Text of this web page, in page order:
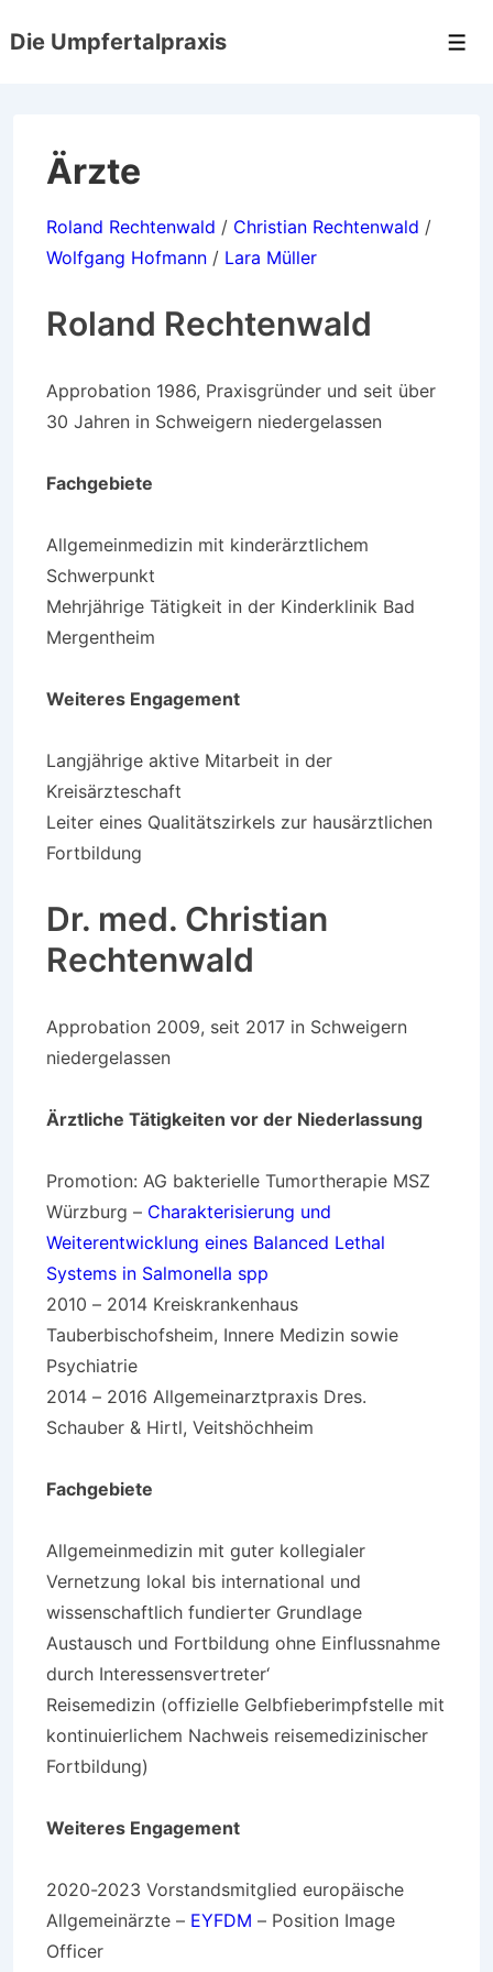
Zum
Die Umpfertalpraxis
Ärzte
Roland Rechtenwald / Christian Rechtenwald /
Wolfgang Hofmann / Lara Müller
Roland Rechtenwald
Approbation 1986, Praxisgründer und seit über
30 Jahren in Schweigern niedergelassen
Fachgebiete
Allgemeinmedizin mit kinderärztlichem
Schwerpunkt
Mehrjährige Tätigkeit in der Kinderklinik Bad
Mergentheim
Weiteres Engagement
Langjährige aktive Mitarbeit in der
Kreisärzteschaft
Leiter eines Qualitätszirkels zur hausärztlichen
Fortbildung
Dr. med. Christian
Rechtenwald
Approbation 2009, seit 2017 in Schweigern
niedergelassen
Ärztliche Tätigkeiten vor der Niederlassung
Promotion: AG bakterielle Tumortherapie MSZ
Würzburg – Charakterisierung und
Weiterentwicklung eines Balanced Lethal
Systems in Salmonella spp
2010 – 2014 Kreiskrankenhaus
Tauberbischofsheim, Innere Medizin sowie
Psychiatrie
2014 – 2016 Allgemeinarztpraxis Dres.
Schauber & Hirtl, Veitshöchheim
Fachgebiete
Allgemeinmedizin mit guter kollegialer
Vernetzung lokal bis international und
wissenschaftlich fundierter Grundlage
Austausch und Fortbildung ohne Einflussnahme
durch Interessensvertreter‘
Reisemedizin (offizielle Gelbfieberimpfstelle mit
kontinuierlichem Nachweis reisemedizinischer
Fortbildung)
Weiteres Engagement
2020-2023 Vorstandsmitglied europäische
Allgemeinärzte – EYFDM – Position Image
Officer